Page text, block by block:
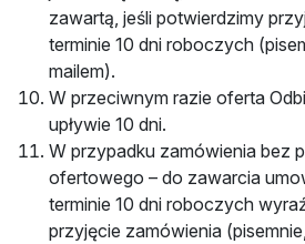
zawartą, jeśli potwierdzimy
terminie 10 dni roboczych
mailem).
W przeciwnym razie oferta
upływie 10 dni.
W przypadku zamówienia bez
ofertowego – do zawarcia
terminie 10 dni roboczych
przyjęcie zamówienia